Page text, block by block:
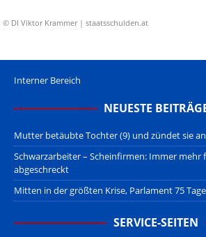
© DI Viktor Krammer | staatsschulden.at
Interner Bereich
NEUESTE
Mutter betäubte Tochter (9) und zündet sie an
Schwarzarbeiter – Scheinfirmen: Immer mehr
abgeschreckt
Mitten in der größten Krise, Parlament 75
SERVICE-SEITEN